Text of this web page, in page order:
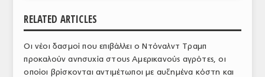
ΕΜΠΟΡΙΚΟΣ ΚΑΤΑΛΟΓΟΣ
ΠΑΡΑΓΩΓΗ & ΕΜΠΟΡΙΑ
ΣΦΑΓΕΙΑ
RELATED ARTICLES
Οι νέοι δασμοί που επιβάλλει ο Ντόναλντ Τραμπ
προκαλούν ανησυχία στους Αμερικανούς αγρότες, οι
οποίοι βρίσκονται αντιμέτωποι με αυξημένα κόστη και